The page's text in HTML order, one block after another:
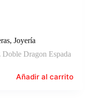
, Joyería
Dragon Espada
Añadir al carrito